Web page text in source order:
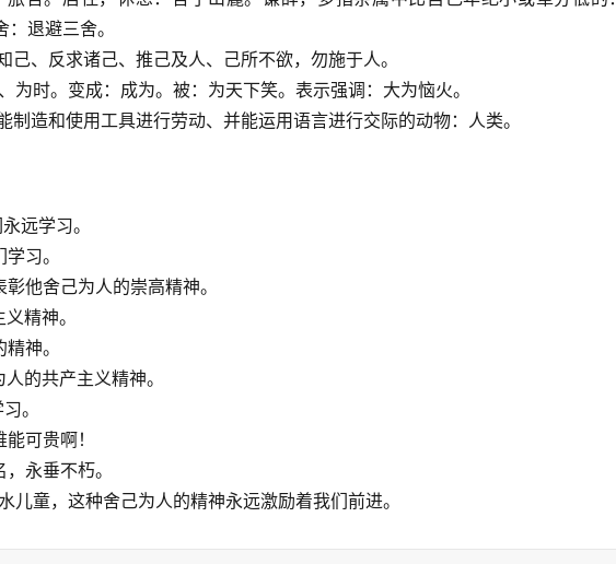
退避三舍。
、反求诸己、推己及人、己所不欲，勿施于人。
时。变成：成为。被：为天下笑。表示强调：大为恼火。
造和使用工具进行劳动、并能运用语言进行交际的动物：人类。
远学习。
习。
他舍己为人的崇高精神。
精神。
神。
的共产主义精神。
。
可贵啊！
永垂不朽。
儿童，这种舍己为人的精神永远激励着我们前进。